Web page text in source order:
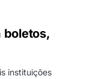
boletos,
instituições